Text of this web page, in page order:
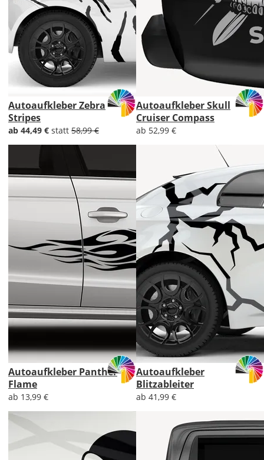
Autoaufkleber Zebra
Stripes
ab 44,49 € statt 58,99 €
Autoaufkleber Skull
Cruiser Compass
ab 52,99 €
Autoaufkleber Panther
Flame
ab 13,99 €
Autoaufkleber
Blitzableiter
ab 41,99 €